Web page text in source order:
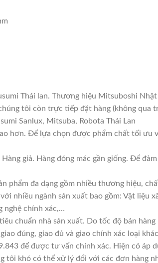
Thái lan. Thương hiệu Mitsuboshi Nhật
tôi còn trực tiếp đặt hàng (không qua
Sanlux, Mitsuba, Robota Thái Lan
hơn. Để lựa chọn được phẩm chất tối ưu
giả. Hàng đóng mác gần giống. Để
phẩm đa dạng gồm nhiều thương hiệu,
nhiều ngành sản xuất bao gồm: Vật liệu
nghệ chính xác,…
chuẩn nhà sản xuất. Do tốc độ bán hàng
đúng, giao đủ và giao chính xác loại
để được tư vấn chính xác. Hiện có áp
tôi khó có thể xử lý đổi với các đơn hàng